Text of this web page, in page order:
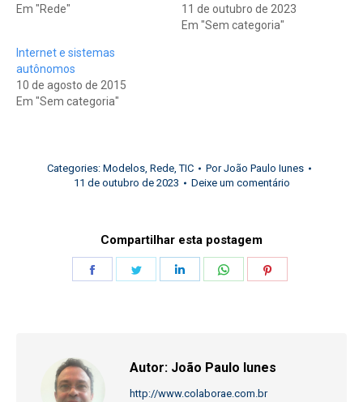
Em "Rede"
11 de outubro de 2023
Em "Sem categoria"
Internet e sistemas
autônomos
10 de agosto de 2015
Em "Sem categoria"
Categories: Modelos, Rede,TIC PorJoão Paulo Iunes
11 de outubro de 2023
Deixe um comentário
Compartilhar esta postagem
Autor: João Paulo Iunes
http://www.colaborae.com.br